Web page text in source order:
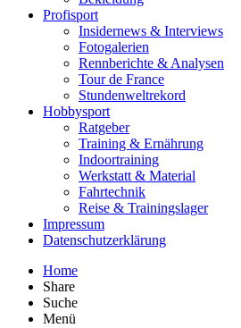
Profisport
Insidernews & Interviews
Fotogalerien
Rennberichte & Analysen
Tour de France
Stundenweltrekord
Hobbysport
Ratgeber
Training & Ernährung
Indoortraining
Werkstatt & Material
Fahrtechnik
Reise & Trainingslager
Impressum
Datenschutzerklärung
Home
Share
Suche
Menü